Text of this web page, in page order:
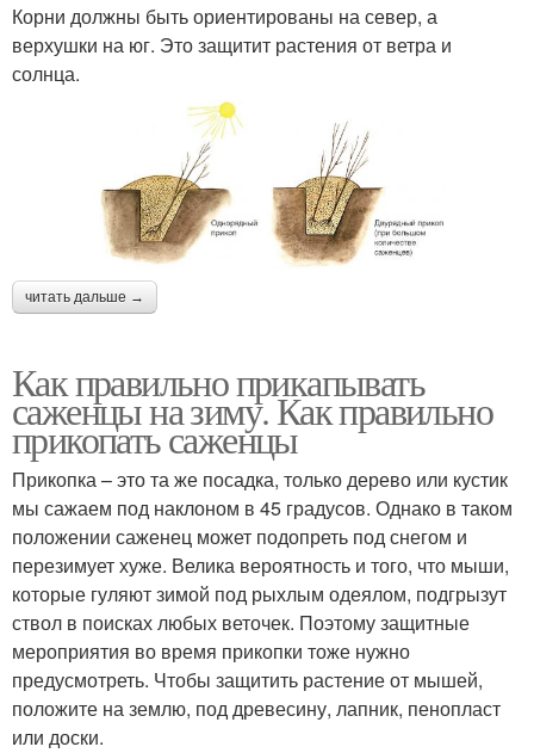
Корни должны быть ориентированы на север, а
верхушки на юг. Это защитит растения от ветра и
солнца.
читать дальше →
Как правильно прикапывать
саженцы на зиму. Как правильно
прикопать саженцы
Прикопка – это та же посадка, только дерево или кустик
мы сажаем под наклоном в 45 градусов. Однако в таком
положении саженец может подопреть под снегом и
перезимует хуже. Велика вероятность и того, что мыши,
которые гуляют зимой под рыхлым одеялом, подгрызут
ствол в поисках любых веточек. Поэтому защитные
мероприятия во время прикопки тоже нужно
предусмотреть. Чтобы защитить растение от мышей,
положите на землю, под древесину, лапник, пенопласт
или доски.